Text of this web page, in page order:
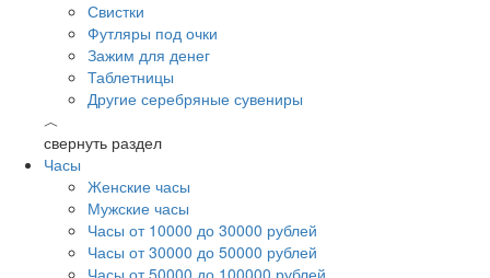
Свистки
Футляры под очки
Зажим для денег
Таблетницы
Другие серебряные сувениры
︿
свернуть раздел
Часы
Женские часы
Мужские часы
Часы от 10000 до 30000 рублей
Часы от 30000 до 50000 рублей
Часы от 50000 до 100000 рублей